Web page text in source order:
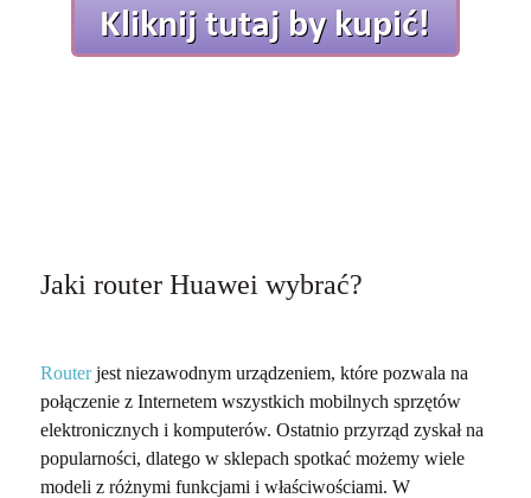
Jaki router Huawei wybrać?
Routerjest niezawodnym urządzeniem, które pozwala na
połączenie z Internetem wszystkich mobilnych sprzętów
elektronicznych i komputerów. Ostatnio przyrząd zyskał na
popularności, dlatego w sklepach spotkać możemy wiele
modeli z różnymi funkcjami i właściwościami. W